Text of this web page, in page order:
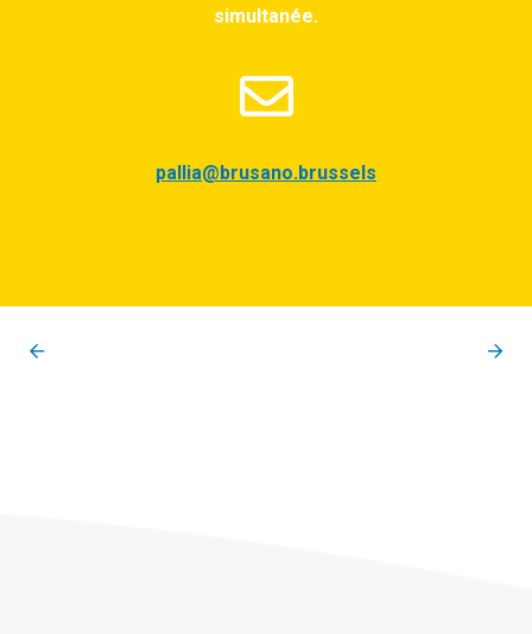
simultanée.
pallia@brusano.brussels